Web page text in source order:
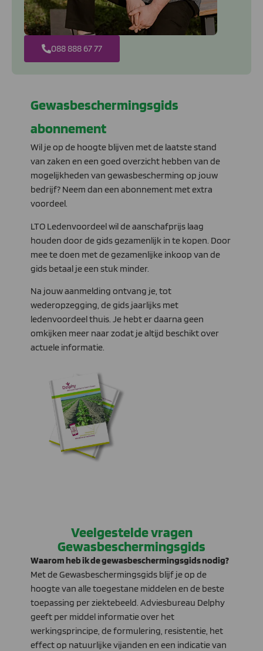
088 888 67 77
Gewasbeschermingsgids
abonnement
Wil je op de hoogte blijven met de laatste stand
van zaken en een goed overzicht hebben van de
mogelijkheden van gewasbescherming op jouw
bedrijf? Neem dan een abonnement met extra
voordeel.
LTO Ledenvoordeel wil de aanschafprijs laag
houden door de gids gezamenlijk in te kopen. Door
mee te doen met de gezamenlijke inkoop van de
gids betaal je een stuk minder.
Na jouw aanmelding ontvang je, tot
wederopzegging, de gids jaarlijks met
ledenvoordeel thuis. Je hebt er daarna geen
omkijken meer naar zodat je altijd beschikt over
actuele informatie.
Veelgestelde vragen
Gewasbeschermingsgids
Waarom heb ik de gewasbeschermingsgids nodig?
Met de Gewasbeschermingsgids blijf je op de
hoogte van alle toegestane middelen en de beste
toepassing per ziektebeeld. Adviesbureau Delphy
geeft per middel informatie over het
werkingsprincipe, de formulering, resistentie, het
effect op natuurlijke vijanden en een indicatie van